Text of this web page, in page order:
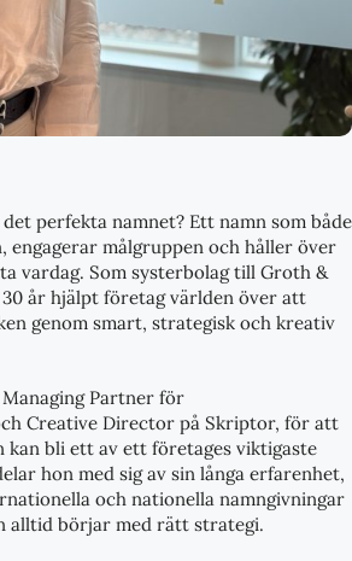
perfekta namnet? Ett namn som både
engagerar målgruppen och håller över
vardag. Som systerbolag till Groth &
år hjälpt företag världen över att
genom smart, strategisk och kreativ
Partner för
Creative Director på Skriptor, för att
kan bli ett av ett företages viktigaste
hon med sig av sin långa erfarenhet,
och nationella namngivningar
alltid börjar med rätt strategi.